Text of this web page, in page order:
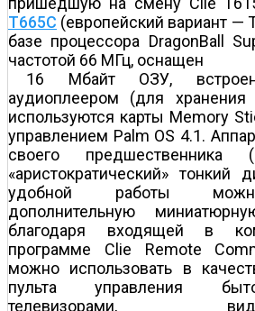
T665C (европейский вариант —
базе процессора DragonBall
частотой 66 МГц, оснащен
16 Мбайт ОЗУ,
аудиоплеером (для
используются карты Memory
управлением Palm OS 4.1.
своего предшественника
«аристократический» тонкий
удобной работы
дополнительную
благодаря входящей в
программе Clie Remote
можно использовать в
пульта управления
телевизорами,